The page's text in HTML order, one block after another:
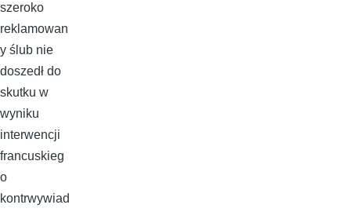
szeroko
reklamowan
y ślub nie
doszedł do
skutku w
wyniku
interwencji
francuskieg
o
kontrwywiad